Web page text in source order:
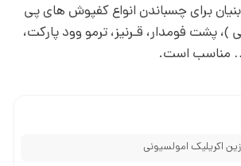
برای چسباندن انواع کفپوش های پی
پشت فومدار، قـرنیز، ترمو وود پارکت،
مناسب است.
اکریلیک امولسیونی